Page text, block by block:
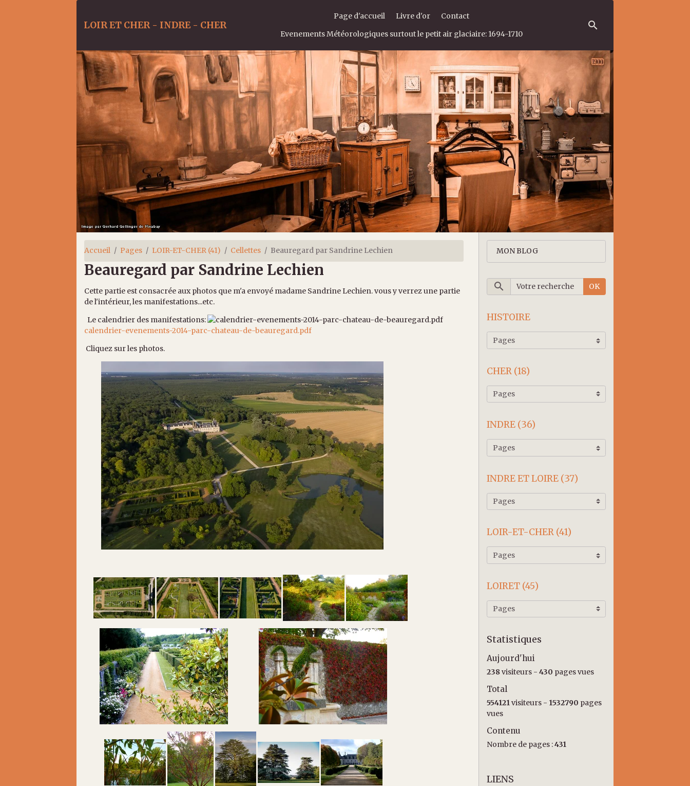
LOIR ET CHER - INDRE - CHER
Page d'accueil Livre d'or
Contact
Evenements Météorologiques surtout le petit air glaciaire: 1694-1710
Accueil Pages LOIR-ET-CHER (41) Cellettes Beauregard par Sandrine Lechien
Beauregard par Sandrine Lechien
Cette partie est consacrée aux photos que m'a envoyé madame Sandrine Lechien. vous y verrez une partie
de l'intérieur, les manifestations...etc.
Le calendrier des manifestations:
calendrier-evenements-2014-parc-chateau-de-beauregard.pdf
Cliquez sur les photos.
MON BLOG
OK
HISTOIRE
CHER (18)
INDRE (36)
INDRE ET LOIRE (37)
LOIR-ET-CHER (41)
LOIRET (45)
Statistiques
Aujourd'hui
238visiteurs -430 pages vues
Total
554121visiteurs - 1532790 pages
vues
Contenu
Nombre de pages :431
LIENS